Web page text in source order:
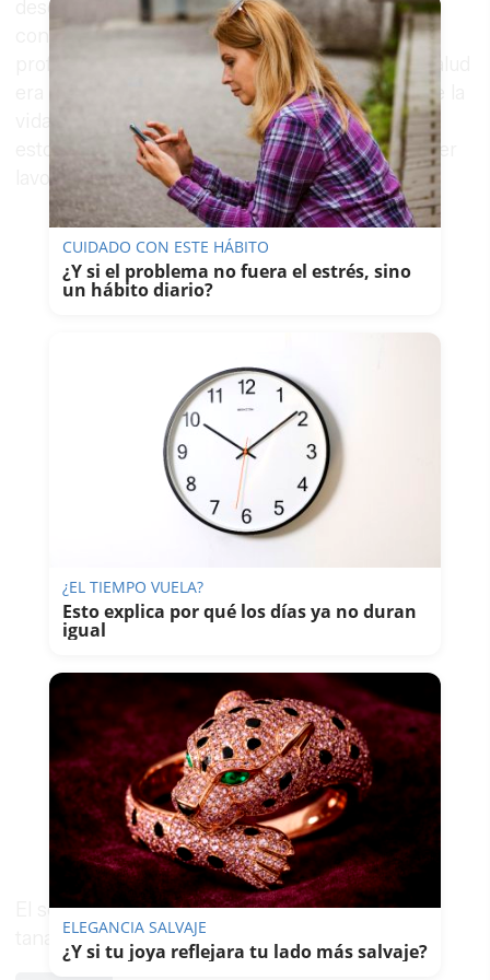
desde entonces su vínculo con el sector de la
construcción ha sido inseparable en su vida
profesional. En los últimos años su estado de salud
era delicado por lo que se mantenía apartado de la
vida pública. Finalmente, el covid ha agravado
estos problemas de salud, según ha podido saber
lavozdelsur.es.
El sepelio será a las 13 horas de mañana en el
tanatorio nuevo. Descanse en paz.
CUIDADO CON ESTE HÁBITO
¿Y si el problema no fuera el estrés, sino
un hábito diario?
¿EL TIEMPO VUELA?
Esto explica por qué los días ya no duran
igual
ELEGANCIA SALVAJE
¿Y si tu joya reflejara tu lado más salvaje?